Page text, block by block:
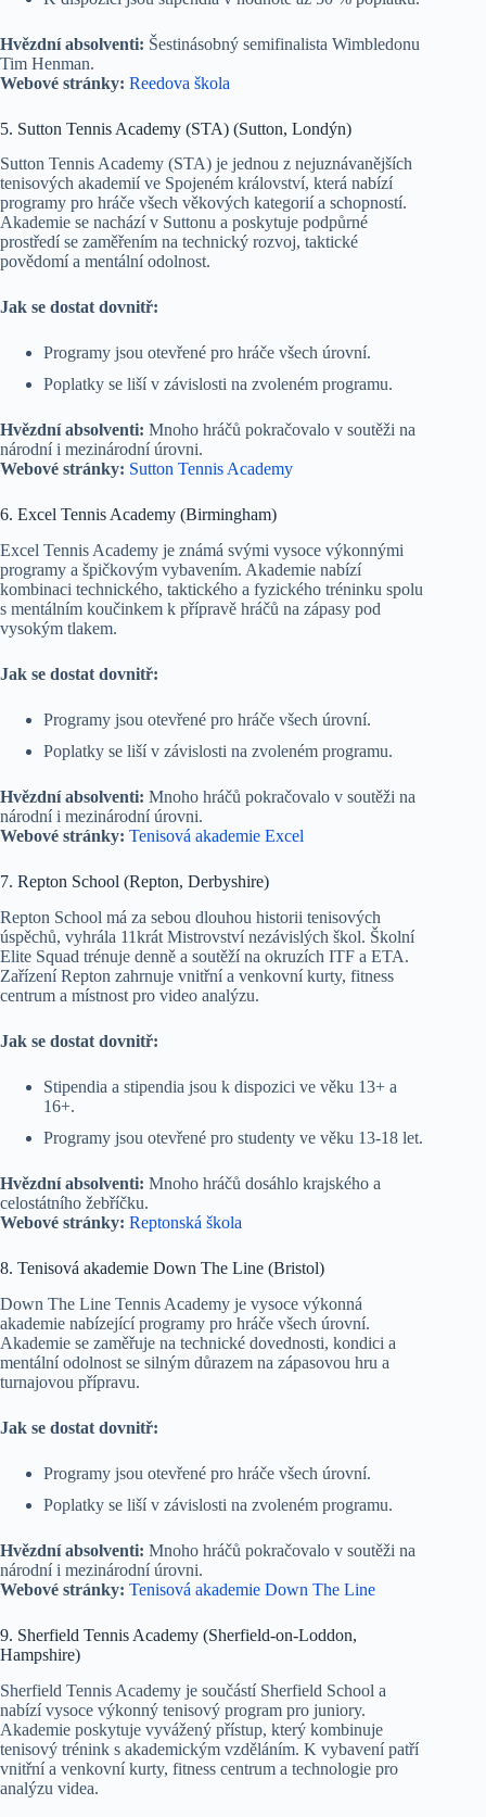
Hvězdní absolventi: Šestinásobný semifinalista Wimbledonu
Tim Henman.
Webové stránky: Reedova škola
5. Sutton Tennis Academy (STA) (Sutton, Londýn)
Sutton Tennis Academy (STA) je jednou z nejuznávanějších
tenisových akademií ve Spojeném království, která nabízí
programy pro hráče všech věkových kategorií a schopností.
Akademie se nachází v Suttonu a poskytuje podpůrné
prostředí se zaměřením na technický rozvoj, taktické
povědomí a mentální odolnost.
Jak se dostat dovnitř:
Programy jsou otevřené pro hráče všech úrovní.
Poplatky se liší v závislosti na zvoleném programu.
Hvězdní absolventi: Mnoho hráčů pokračovalo v soutěži na
národní i mezinárodní úrovni.
Webové stránky: Sutton Tennis Academy
6. Excel Tennis Academy (Birmingham)
Excel Tennis Academy je známá svými vysoce výkonnými
programy a špičkovým vybavením. Akademie nabízí
kombinaci technického, taktického a fyzického tréninku spolu
s mentálním koučinkem k přípravě hráčů na zápasy pod
vysokým tlakem.
Jak se dostat dovnitř:
Programy jsou otevřené pro hráče všech úrovní.
Poplatky se liší v závislosti na zvoleném programu.
Hvězdní absolventi: Mnoho hráčů pokračovalo v soutěži na
národní i mezinárodní úrovni.
Webové stránky: Tenisová akademie Excel
7. Repton School (Repton, Derbyshire)
Repton School má za sebou dlouhou historii tenisových
úspěchů, vyhrála 11krát Mistrovství nezávislých škol. Školní
Elite Squad trénuje denně a soutěží na okruzích ITF a ETA.
Zařízení Repton zahrnuje vnitřní a venkovní kurty, fitness
centrum a místnost pro video analýzu.
Jak se dostat dovnitř:
Stipendia a stipendia jsou k dispozici ve věku 13+ a
16+.
Programy jsou otevřené pro studenty ve věku 13-18 let.
Hvězdní absolventi: Mnoho hráčů dosáhlo krajského a
celostátního žebříčku.
Webové stránky: Reptonská škola
8. Tenisová akademie Down The Line (Bristol)
Down The Line Tennis Academy je vysoce výkonná
akademie nabízející programy pro hráče všech úrovní.
Akademie se zaměřuje na technické dovednosti, kondici a
mentální odolnost se silným důrazem na zápasovou hru a
turnajovou přípravu.
Jak se dostat dovnitř:
Programy jsou otevřené pro hráče všech úrovní.
Poplatky se liší v závislosti na zvoleném programu.
Hvězdní absolventi: Mnoho hráčů pokračovalo v soutěži na
národní i mezinárodní úrovni.
Webové stránky: Tenisová akademie Down The Line
9. Sherfield Tennis Academy (Sherfield-on-Loddon,
Hampshire)
Sherfield Tennis Academy je součástí Sherfield School a
nabízí vysoce výkonný tenisový program pro juniory.
Akademie poskytuje vyvážený přístup, který kombinuje
tenisový trénink s akademickým vzděláním. K vybavení patří
vnitřní a venkovní kurty, fitness centrum a technologie pro
analýzu videa.